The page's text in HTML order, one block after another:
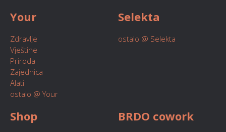
Your
Zdravlje
Vještine
Priroda
Zajednica
Alati
ostalo @ Your
Selekta
ostalo @ Selekta
Shop BRDO cowork